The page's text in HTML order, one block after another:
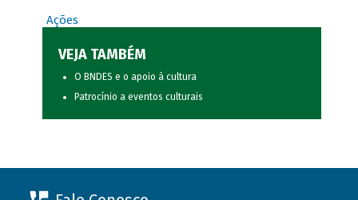
Ações
VEJA TAMBÉM
O BNDES e o apoio à cultura
Patrocínio a eventos culturais